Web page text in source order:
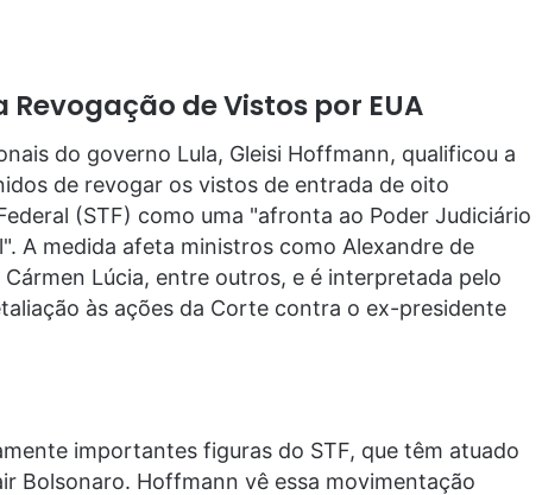
de Vistos por EUA
do governo Lula, Gleisi Hoffmann, qualificou a
de revogar os vistos de entrada de oito
(STF) como uma "afronta ao Poder Judiciário
A medida afeta ministros como Alexandre de
Lúcia, entre outros, e é interpretada pelo
às ações da Corte contra o ex-presidente
importantes figuras do STF, que têm atuado
Bolsonaro. Hoffmann vê essa movimentação